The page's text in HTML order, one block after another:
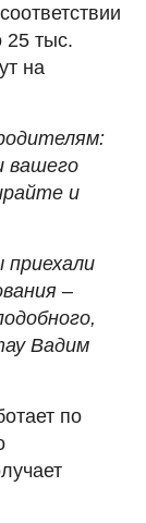
25 тыс.
на
вашего
и
приехали
–
Вадим
по